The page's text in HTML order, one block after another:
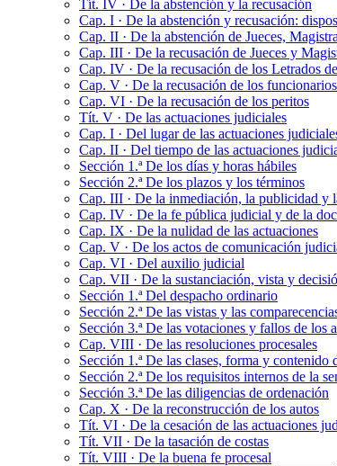
Tít. IV · De la abstención y la recusación
Cap. I · De la abstención y recusación:
Cap. II · De la abstención de Jueces,
Cap. III · De la recusación de Jueces y
Cap. IV · De la recusación de los Letrados
Cap. V · De la recusación de los
Cap. VI · De la recusación de los peritos
Tít. V · De las actuaciones judiciales
Cap. I · Del lugar de las actuaciones
Cap. II · Del tiempo de las actuaciones
Sección 1.ª De los días y horas hábiles
Sección 2.ª De los plazos y los términos
Cap. III · De la inmediación, la publicidad y
Cap. IV · De la fe pública judicial y de la
Cap. IX · De la nulidad de las actuaciones
Cap. V · De los actos de comunicación
Cap. VI · Del auxilio judicial
Cap. VII · De la sustanciación, vista y
Sección 1.ª Del despacho ordinario
Sección 2.ª De las vistas y las
Sección 3.ª De las votaciones y fallos de los
Cap. VIII · De las resoluciones procesales
Sección 1.ª De las clases, forma y
Sección 2.ª De los requisitos internos de la
Sección 3.ª De las diligencias de ordenación
Cap. X · De la reconstrucción de los autos
Tít. VI · De la cesación de las actuaciones
Tít. VII · De la tasación de costas
Tít. VIII · De la buena fe procesal